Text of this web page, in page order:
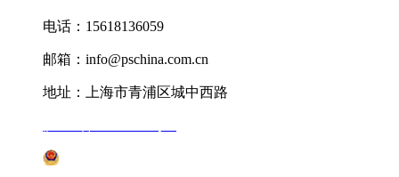
电话：15618136059
邮箱：info@pschina.com.cn
地址：上海市青浦区城中西路